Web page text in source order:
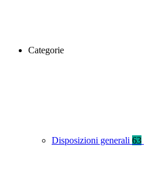
Categorie
Disposizioni generali 63